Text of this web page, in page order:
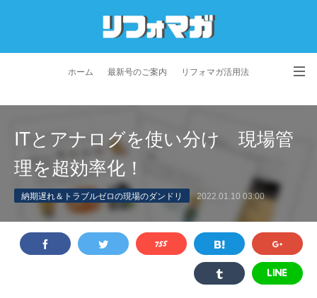
ホーム 最新号のご案内 リフォマガ活用法
プライバシーポリシー 利用規約 会社概要
ITとアナログを使い分け 現場管
理を超効率化！
納期遅れ＆トラブルゼロの現場のダンドリ 2022.01.10 03:00